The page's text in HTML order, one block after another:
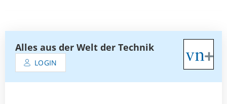
Alles aus der Welt der Technik
LOGIN